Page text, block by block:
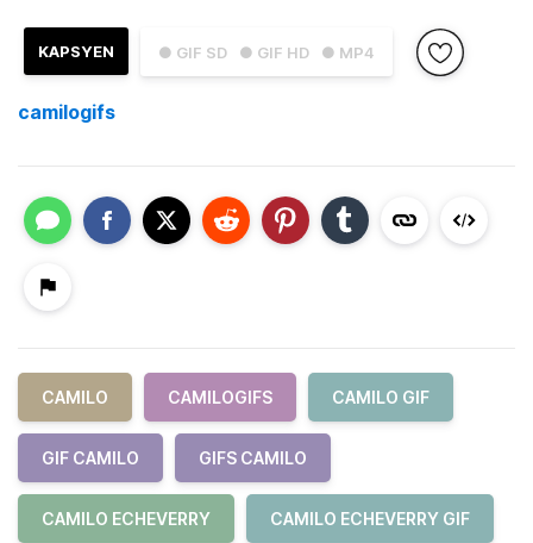
● GIF SD ● GIF HD ● MP4
KAPSYEN
camilogifs
CAMILO CAMILOGIFS CAMILO GIF
GIF CAMILO GIFS CAMILO
CAMILO ECHEVERRY CAMILO ECHEVERRY GIF